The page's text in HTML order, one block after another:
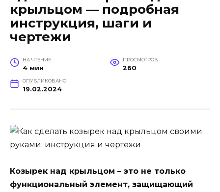
крыльцом — подробная
инструкция, шаги и
чертежи
НА ЧТЕНИЕ
4 мин
ПРОСМОТРОВ
260
ОПУБЛИКОВАНО
19.02.2024
Козырек над крыльцом – это не только
функциональный элемент, защищающий